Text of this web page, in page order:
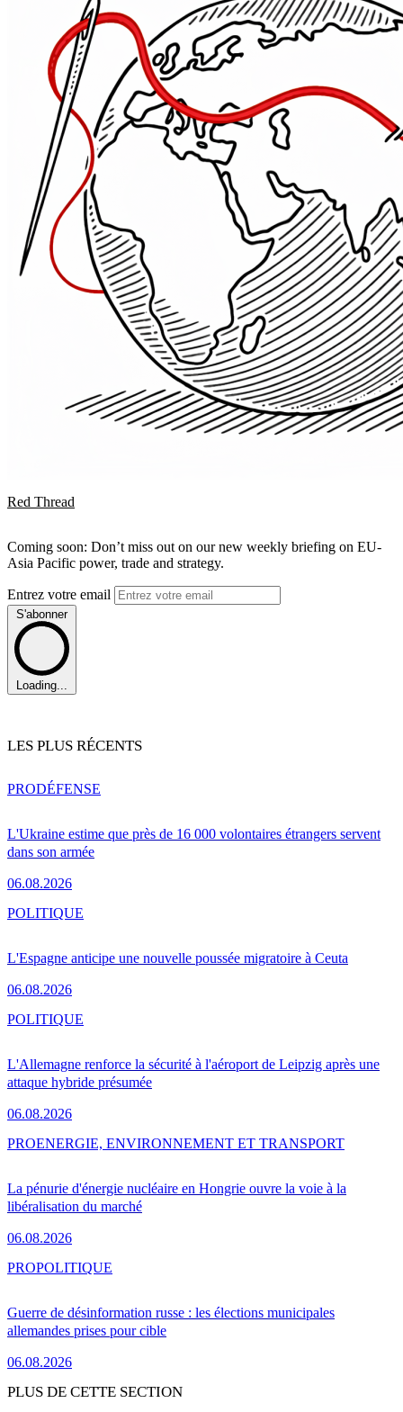
Red Thread
Coming soon: Don’t miss out on our new weekly briefing on EU-
Asia Pacific power, trade and strategy.
Entrez votre email
S'abonner
Loading...
LES PLUS RÉCENTS
L'Ukraine estime que près de 16 000 volontaires étrangers servent
dans son armée
06.08.2026
PRODÉFENSE
L'Espagne anticipe une nouvelle poussée migratoire à Ceuta
06.08.2026
POLITIQUE
L'Allemagne renforce la sécurité à l'aéroport de Leipzig après une
attaque hybride présumée
06.08.2026
POLITIQUE
La pénurie d'énergie nucléaire en Hongrie ouvre la voie à la
libéralisation du marché
06.08.2026
PROENERGIE, ENVIRONNEMENT ET TRANSPORT
Guerre de désinformation russe : les élections municipales
allemandes prises pour cible
06.08.2026
PROPOLITIQUE
PLUS DE CETTE SECTION